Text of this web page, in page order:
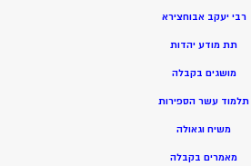
רבי יעקב אבוחצירא
תת מודע יהדות
מושגים בקבלה
תלמוד עשר הספירות
משיח וגאולה
מאמרים בקבלה